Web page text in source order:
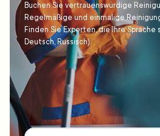
Buchen Sie vertrauenswürdige
Regelmäßige und einmalige
Finden Sie Experten, die Ihre Sprache
Deutsch, Russisch).